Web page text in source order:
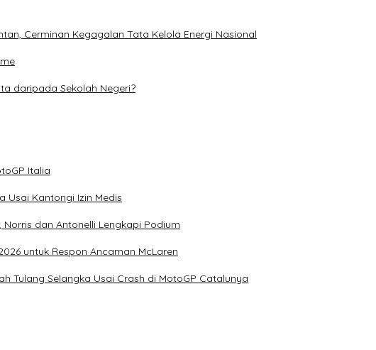
Cerminan Kegagalan Tata Kelola Energi Nasional
daripada Sekolah Negeri?
Italia
Usai Kantongi Izin Medis
Norris dan Antonelli Lengkapi Podium
untuk Respon Ancaman McLaren
Tulang Selangka Usai Crash di MotoGP Catalunya